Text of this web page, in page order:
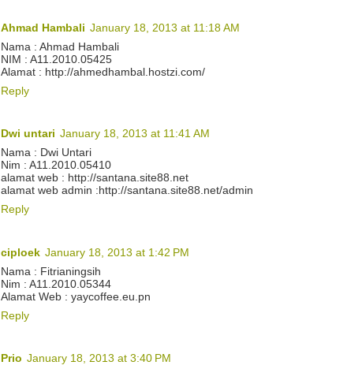
Ahmad Hambali January 18, 2013 at 11:18 AM
Nama : Ahmad Hambali
NIM : A11.2010.05425
Alamat : http://ahmedhambal.hostzi.com/
Reply
Dwi untari January 18, 2013 at 11:41 AM
Nama : Dwi Untari
Nim : A11.2010.05410
alamat web : http://santana.site88.net
alamat web admin :http://santana.site88.net/admin
Reply
ciploek January 18, 2013 at 1:42 PM
Nama : Fitrianingsih
Nim : A11.2010.05344
Alamat Web : yaycoffee.eu.pn
Reply
Prio January 18, 2013 at 3:40 PM